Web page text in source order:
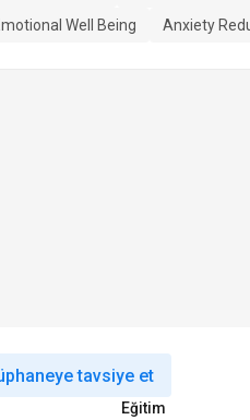
Well Being Anxiety
tavsiye et
Eğitim